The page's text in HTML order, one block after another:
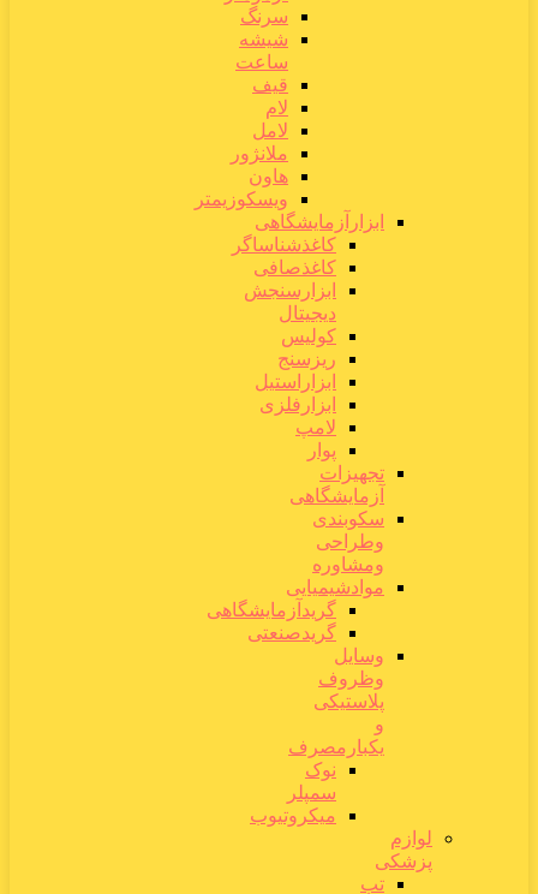
سرنگ
شیشه
ساعت
قیف
لام
لامل
ملانژور
هاون
ویسکوزیمتر
ابزارآزمایشگاهی
کاغذشناساگر
کاغذصافی
ابزارسنجش
دیجیتال
کولیس
ریزسنج
ابزاراستیل
ابزارفلزی
لامپ
پوار
تجهیزات
آزمایشگاهی
سکوبندی
وطراحی
ومشاوره
موادشیمیایی
گریدآزمایشگاهی
گریدصنعتی
وسایل
وظروف
پلاستیکی
و
یکبارمصرف
نوک
سمپلر
میکروتیوب
لوازم
پزشکی
تب